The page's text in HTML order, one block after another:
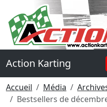
Panneau de gestion des
Action Karting
Accueil Média
Bestsellers de